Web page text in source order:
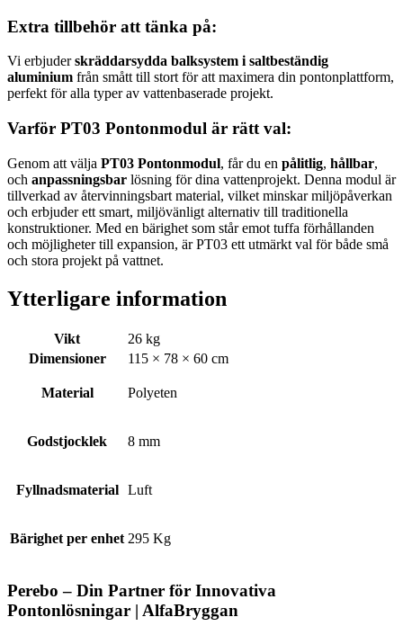
Extra tillbehör att tänka på:
Vi erbjuderskräddarsydda balksystem i saltbeständig
aluminium från smått till stort för att maximera din pontonplattform,
perfekt för alla typer av vattenbaserade projekt.
Varför PT03 Pontonmodul är rätt val:
Genom att välja PT03 Pontonmodul, får du en pålitlig, hållbar,
och anpassningsbar lösning för dina vattenprojekt. Denna modul är
tillverkad av återvinningsbart material, vilket minskar miljöpåverkan
och erbjuder ett smart, miljövänligt alternativ till traditionella
konstruktioner. Med en bärighet som står emot tuffa förhållanden
och möjligheter till expansion, är PT03 ett utmärkt val för både små
och stora projekt på vattnet.
Ytterligare information
Vikt
26 kg
Dimensioner
115 × 78 × 60 cm
Material Polyeten
Godstjocklek 8 mm
Fyllnadsmaterial Luft
Bärighet per enhet 295 Kg
Perebo – Din Partner för Innovativa
Pontonlösningar | AlfaBryggan